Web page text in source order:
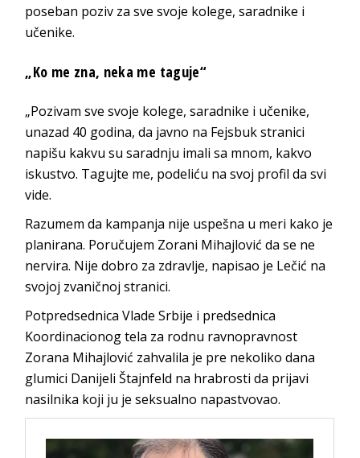
poseban poziv za sve svoje kolege, saradnike i
učenike.
„Ko me zna, neka me taguje“
„Pozivam sve svoje kolege, saradnike i učenike,
unazad 40 godina, da javno na Fejsbuk stranici
napišu kakvu su saradnju imali sa mnom, kakvo
iskustvo. Tagujte me, podeliću na svoj profil da svi
vide.
Razumem da kampanja nije uspešna u meri kako je
planirana. Poručujem Zorani Mihajlović da se ne
nervira. Nije dobro za zdravlje, napisao je Lečić na
svojoj zvaničnoj stranici.
Potpredsednica Vlade Srbije i predsednica
Koordinacionog tela za rodnu ravnopravnost
Zorana Mihajlović zahvalila je pre nekoliko dana
glumici Danijeli Štajnfeld na hrabrosti da prijavi
nasilnika koji ju je seksualno napastvovao.